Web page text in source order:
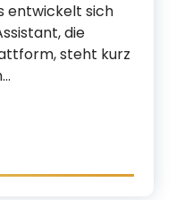
entwickelt sich
die
steht kurz